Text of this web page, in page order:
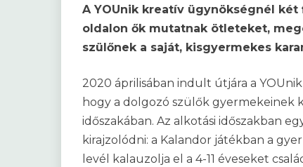
A YOUnik kreatív ügynökségnél
oldalon ők mutatnak ötleteket,
szülőnek a saját, kisgyermekes
2020 áprilisában indult útjára a
hogy a dolgozó szülők
időszakában. Az alkotási időszakban
kirajzolódni: a Kalandor játékban a
levél kalauzolja el a 4-11 éveseket